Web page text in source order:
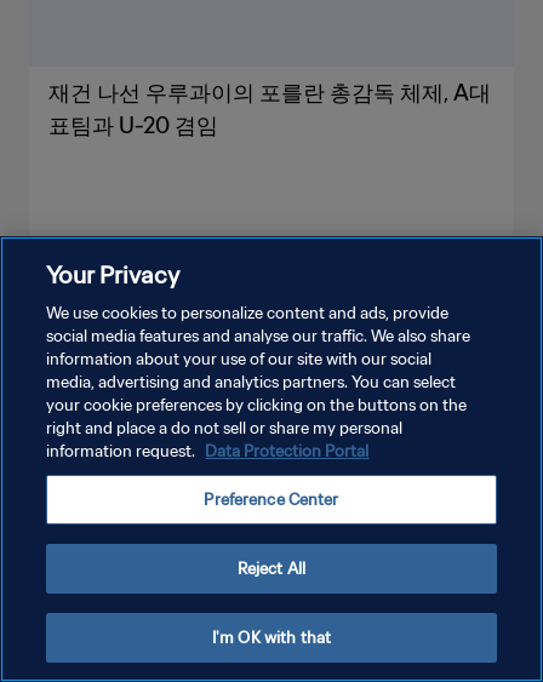
재건 나선 우루과이의 포를란 총감독 체제, A대
표팀과 U-20 겸임
개인정보 보호정책
쿠키 기본 설정 관리
Copyright © 1994 - 2026 FIFA. All rights reserved.
Your Privacy
We use cookies to personalize content and ads, provide
social media features and analyse our traffic. We also share
information about your use of our site with our social
media, advertising and analytics partners. You can select
your cookie preferences by clicking on the buttons on the
right and place a do not sell or share my personal
information request. Data Protection Portal
Preference Center
Reject All
I'm OK with that